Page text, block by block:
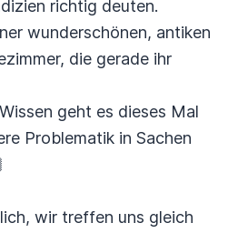
richtig deuten.
wunderschönen, antiken
die gerade ihr
geht es dieses Mal
Problematik in Sachen
wir treffen uns gleich